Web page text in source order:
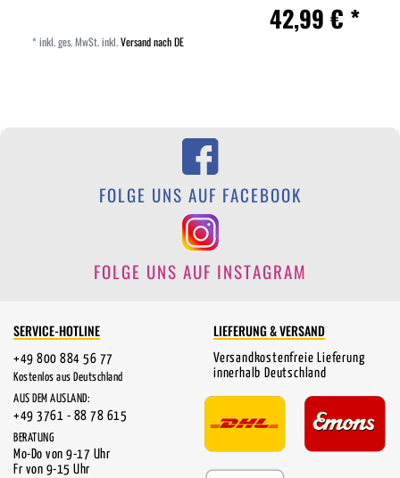
42,99 € *
*inkl. ges. MwSt.inkl.Versand nach DE
FOLGE UNS AUF FACEBOOK
FOLGE UNS AUF INSTAGRAM
SERVICE-HOTLINE
+49 800 884 56 77
Kostenlos aus Deutschland
AUS DEM AUSLAND:
+49 3761 - 88 78 615
BERATUNG
Mo-Do von 9-17 Uhr
Fr von 9-15 Uhr
LIEFERUNG & VERSAND
Versandkostenfreie Lieferung
innerhalb Deutschland